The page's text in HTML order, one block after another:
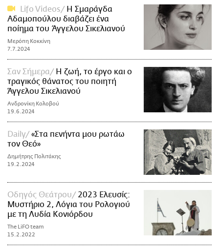
Lifo Videos
H Σμαράγδα
Αδαμοπούλου διαβάζει ένα
ποίημα του Άγγελου Σικελιανού
Μερόπη Κοκκίνη
7.7.2024
Σαν Σήμερα
Η ζωή, το έργο και ο
τραγικός θάνατος του ποιητή
Άγγελου Σικελιανού
Ανδρονίκη Κολοβού
19.6.2024
Daily
«Στα πενήντα μου ρωτάω
τον Θεό»
Δημήτρης Πολιτάκης
19.2.2024
Οδηγός Θεάτρου
2023 Ελευσίς:
Μυστήριο 2, Λόγια του Ρολογιού
με τη Λυδία Κονιόρδου
The LiFO team
15.2.2022